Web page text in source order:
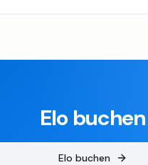
Elo buchen
Elo buchen